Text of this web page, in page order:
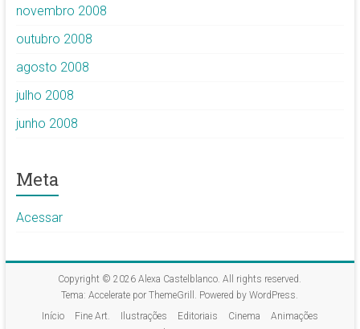
novembro 2008
outubro 2008
agosto 2008
julho 2008
junho 2008
Meta
Acessar
Copyright © 2026Alexa Castelblanco . All rights reserved.
Tema:Accelerate por ThemeGrill. Powered byWordPress
Início
Fine Art. Ilustrações Editoriais Cinema
Animações